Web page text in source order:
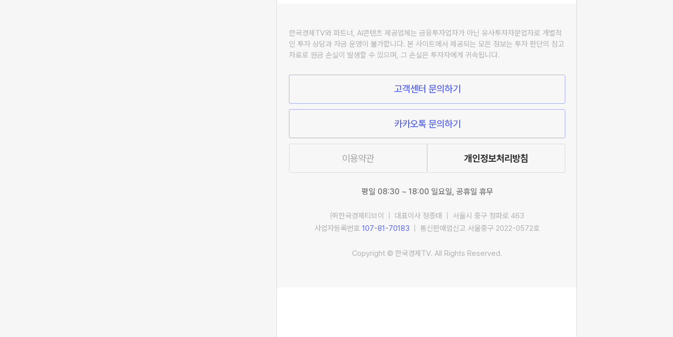
한국경제TV와 파트너, AI콘텐츠 제공업체는 금융투자업자가 아닌 유사투자자문업자로 개별적
인 투자 상담과 자금 운영이 불가합니다. 본 사이트에서 제공되는 모든 정보는 투자 판단의 참고
자료로 원금 손실이 발생할 수 있으며, 그 손실은 투자자에게 귀속됩니다.
고객센터 문의하기
카카오톡 문의하기
이용약관 개인정보처리방침
평일 08:30 ~ 18:00 일요일, 공휴일 휴무
㈜한국경제티브이 | 대표이사 정종태 | 서울시 중구 청파로 463
사업자등록번호 107-81-70183 | 통신판매업신고 서울중구 2022-0572호
Copyright © 한국경제TV. All Rights Reserved.